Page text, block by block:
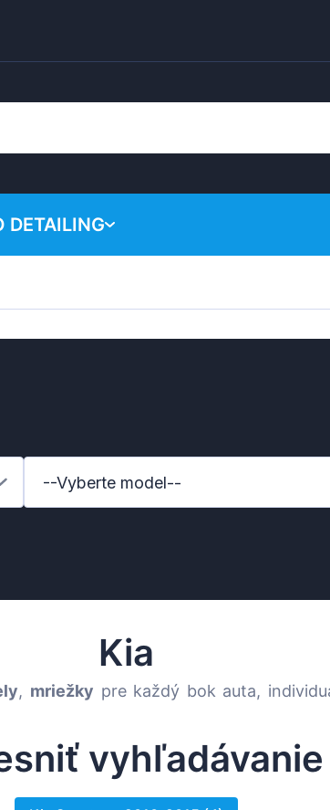
DETAILING
--Vyberte model--
Kia
, mriežky pre každý bok auta,
vyhľadávanie